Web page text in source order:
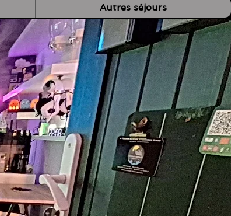
Autres séjours